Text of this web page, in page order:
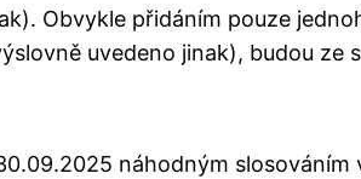
Obvykle přidáním pouze
uvedeno jinak), budou ze
náhodným slosováním